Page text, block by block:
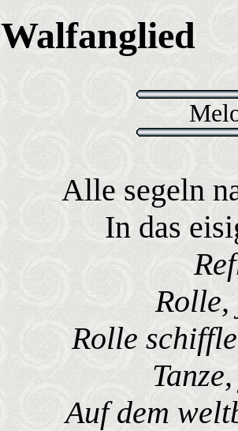
Walfanglied
Alle segeln
In das
Rolle
Auf dem